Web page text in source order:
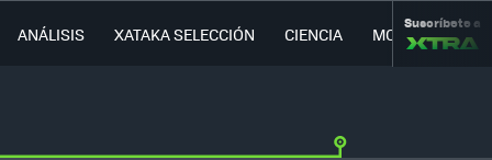
ANÁLISIS XATAKA SELECCIÓN CIENCIA MOVILIDAD
Suscríbete a